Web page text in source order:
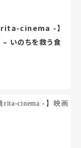
rita-cinema -】
– いのちを救う食